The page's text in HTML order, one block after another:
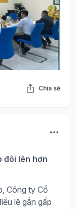
Chia sẻ
đôi lên hơn
Công ty Cổ
lệ gần gấp